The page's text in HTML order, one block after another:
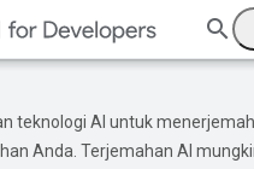
teknologi AI untuk
Anda. Terjemahan AI